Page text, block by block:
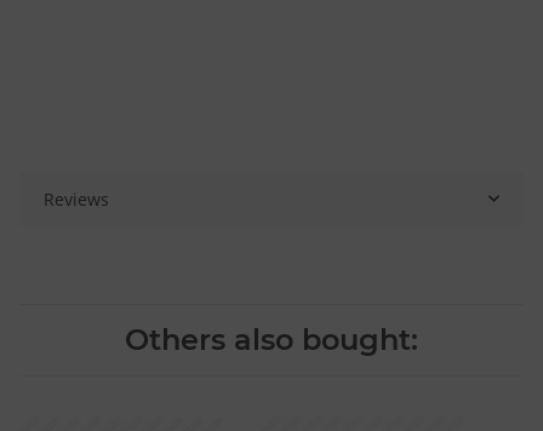
Reviews
Others also bought: